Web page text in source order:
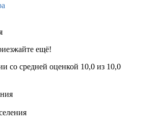
ещё!
со средней оценкой 10,0 из 10,0